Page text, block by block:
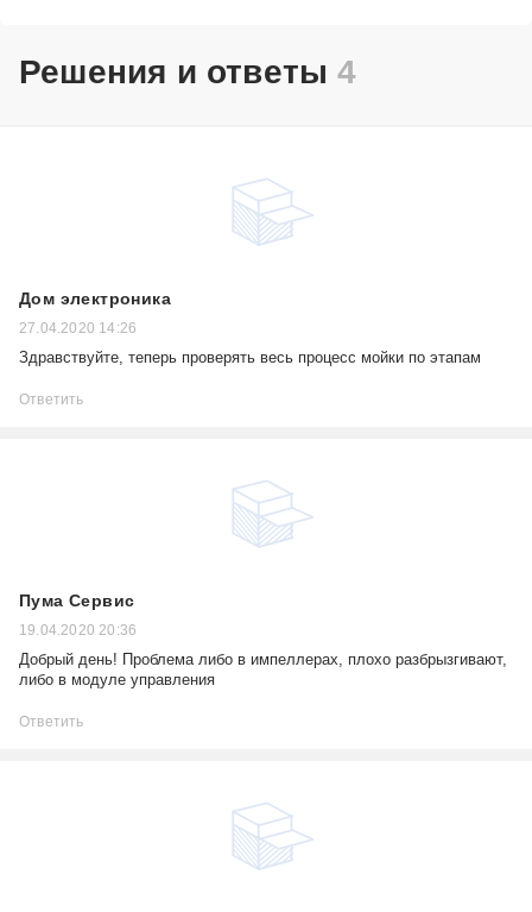
Решения и ответы4
Дом электроника
27.04.2020 14:26
Здравствуйте, теперь проверять весь процесс мойки по этапам
Ответить
Пума Сервис
19.04.2020 20:36
Добрый день! Проблема либо в импеллерах, плохо разбрызгивают,
либо в модуле управления
Ответить